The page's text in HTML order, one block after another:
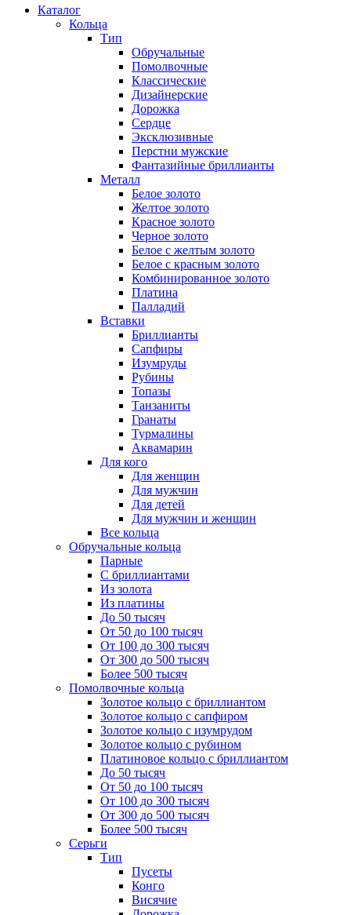
Каталог
Кольца
Тип
Обручальные
Помолвочные
Классические
Дизайнерские
Дорожка
Сердце
Эксклюзивные
Перстни мужские
Фантазийные бриллианты
Металл
Белое золото
Желтое золото
Красное золото
Черное золото
Белое с желтым золото
Белое с красным золото
Комбинированное золото
Платина
Палладий
Вставки
Бриллианты
Сапфиры
Изумруды
Рубины
Топазы
Танзаниты
Гранаты
Турмалины
Аквамарин
Для кого
Для женщин
Для мужчин
Для детей
Для мужчин и женщин
Все кольца
Обручальные кольца
Парные
С бриллиантами
Из золота
Из платины
До 50 тысяч
От 50 до 100 тысяч
От 100 до 300 тысяч
От 300 до 500 тысяч
Более 500 тысяч
Помолвочные кольца
Золотое кольцо с бриллиантом
Золотое кольцо с сапфиром
Золотое кольцо с изумрудом
Золотое кольцо с рубином
Платиновое кольцо с бриллиантом
До 50 тысяч
От 50 до 100 тысяч
От 100 до 300 тысяч
От 300 до 500 тысяч
Более 500 тысяч
Серьги
Тип
Пусеты
Конго
Висячие